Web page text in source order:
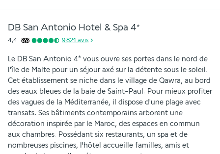
DB San Antonio Hotel & Spa 4*
4,4 9 821 avis
Le DB San Antonio 4* vous ouvre ses portes dans le nord de
l'île de Malte pour un séjour axé sur la détente sous le soleil.
Cet établissement se niche dans le village de Qawra, au bord
des eaux bleues de la baie de Saint-Paul. Pour mieux profiter
des vagues de la Méditerranée, il dispose d'une plage avec
transats. Ses bâtiments contemporains arborent une
décoration inspirée par le Maroc, des espaces en commun
aux chambres. Possédant six restaurants, un spa et de
nombreuses piscines, l'hôtel accueille familles, amis et